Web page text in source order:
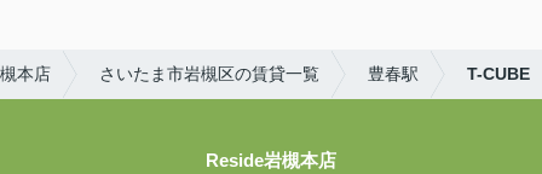
本店 さいたま市岩槻区の賃貸一覧 豊春駅 T-CUBE
Reside岩槻本店